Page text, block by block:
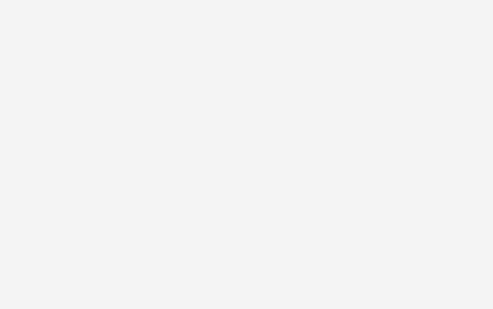
Comfort
kombinierter Wert der CO2-Emission: 121 g/km; CO2-
AT Comfort
kombinierter Wert der CO2-Emission: 132 g/km; CO2-
ALLGRIP Comfort